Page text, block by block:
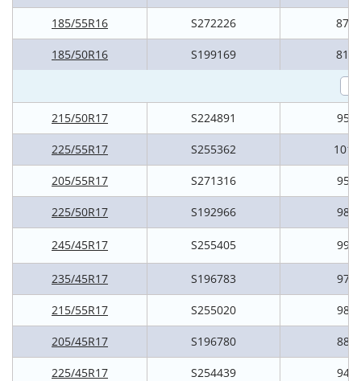
185/55R16 S272226 87H
185/50R16 S199169 81H
215/50R17 S224891 95V
225/55R17 S255362 101V
205/55R17 S271316 95V
225/50R17 S192966 98V
245/45R17 S255405 99V
235/45R17 S196783 97V
215/55R17 S255020 98V
205/45R17 S196780 88V
225/45R17 S254439 94V